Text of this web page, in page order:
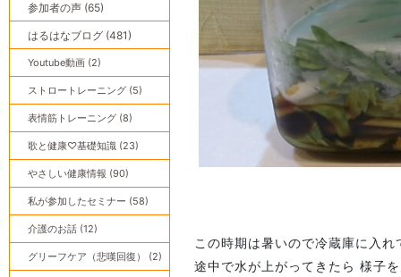
この時期は暑いので冷蔵庫に入れ
途中で水が上がってきたら 様子
参加者の声 (65)
はるはなブログ (481)
Youtube動画 (2)
ストロートレーニング (5)
表情筋トレーニング (8)
歌と健康♡基礎知識 (23)
やさしい健康情報 (90)
私が参加したセミナー (58)
介護のお話 (12)
グリーフケア（悲嘆回復） (2)